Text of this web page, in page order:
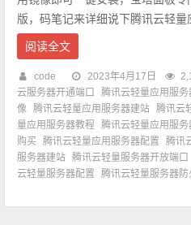
版，码笔记来详细说下腾讯云轻量
阅读全文
code 2023年4月17日
云服务器开通端口
腾讯云轻量应用服务
像 腾讯云轻量应用服务器建站 腾讯云
量应用服务器教程
腾讯云轻量应用服务
购买
腾讯云轻量应用服务器配置 腾讯
服务器建站 腾讯云轻量服务器开放端口
云轻量服务器配置
腾讯云轻量服务器防